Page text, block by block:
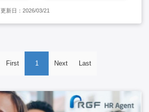
更新日：2026/03/21
First 1 Next Last